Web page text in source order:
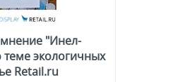
"Инел-
экологичных
Retail.ru